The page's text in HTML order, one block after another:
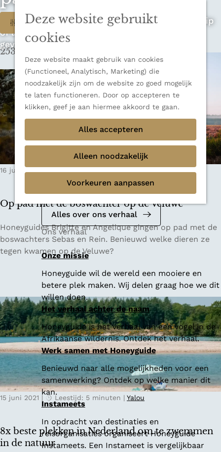
Deze website gebruikt
cookies
Deze website maakt gebruik van cookies
(Functioneel, Analytisch, Marketing) die
noodzakelijk zijn om de website zo goed mogelijk
te laten functioneren. Door op accepteren te
klikken, geef je aan hiermee akkoord te gaan.
Alles accepteren
Alleen noodzakelijk
Voorkeuren aanpassen
n
a
r
e
h
o
m
e
p
a
g
e
u
Thema's
Verborgen parels
Mediakit 2026
Bekijk de mediakit en ontdek de
mogelijkheden om samen te werken.
Alles over ons verhaal
Ons verhaal
Onze missie
Honeyguide wil de wereld een mooiere en
betere plek maken. Wij delen graag hoe we dit
willen doen.
Het verhaal achter de naam
Honeyguide is het verhaal van een vogel in de
Afrikaanse wildernis. Ontdek het verhaal.
Werk samen met Honeyguide
Benieuwd naar alle mogelijkheden voor een
samenwerking? Ontdek op welke manier dit
kan.
Instameets
In opdracht van destinaties en
reisorganisaties organiseert Honeyguide
Instameets. Een Instameet is vergelijkbaar
Op zoek naar de ultieme rondreis, een stedentrip
of avontuur in de natuur? Onze Honeyguides
geven je alle inspiratie.
W
a
t
z
o
e
k
j
e
Filter
253 t/m 261 van 348 resultaten
Op pad met de boswachter op de Veluwe
16 juni 2021
O
p
p
e
t
d
e
b
o
s
w
a
t
e
Honeyguides Brigitte en Angelique gingen op pad met de
boswachters Sebas en Rein. Benieuwd welke dieren ze
tegen kwamen op de Veluwe?
8x beste plekken in Nederland om te zwemmen
in de natuur
15 juni 2021 | Leestijd: 5 minuten | Yalou